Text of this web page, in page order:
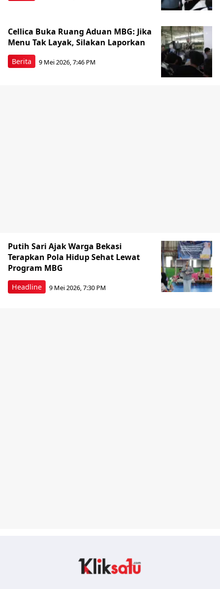
Berita
Cellica Buka Ruang Aduan MBG: Jika
Menu Tak Layak, Silakan Laporkan
9 Mei 2026, 7:46 PM
Headline
Putih Sari Ajak Warga Bekasi
Terapkan Pola Hidup Sehat Lewat
Program MBG
9 Mei 2026, 7:30 PM